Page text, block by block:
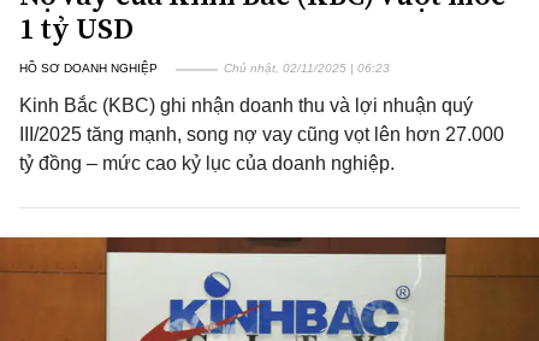
1 tỷ USD
HỒ SƠ DOANH NGHIỆP Chủ nhật, 02/11/2025 | 06:23
Kinh Bắc (KBC) ghi nhận doanh thu và lợi nhuận quý
III/2025 tăng mạnh, song nợ vay cũng vọt lên hơn 27.000
tỷ đồng – mức cao kỷ lục của doanh nghiệp.